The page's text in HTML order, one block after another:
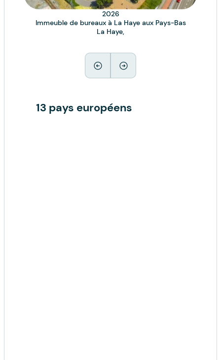
2026
Immeuble de bureaux à La Haye aux Pays-Bas
La Haye,
13 pays européens